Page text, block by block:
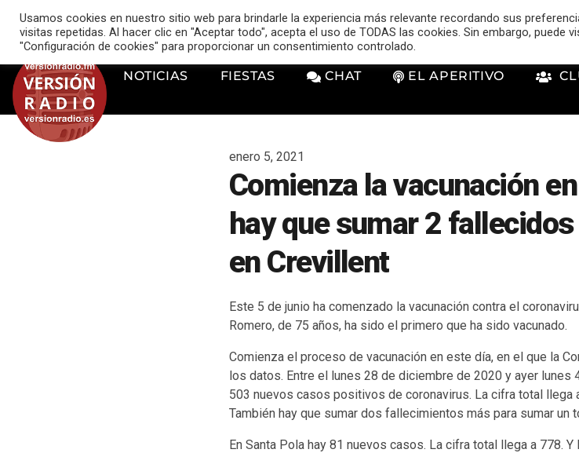
music_note VERSIÓN RADIO
NOTICIAS FIESTAS CHAT EL APERITIVO
enero 5, 2021
Comienza la vacunación
hay que sumar 2 fallecidos
en Crevillent
Este 5 de junio ha comenzado la vacunación contra el
Romero, de 75 años, ha sido el primero que ha sido vacunado.
Comienza el proceso de vacunación en este día, en el que la
los datos. Entre el lunes 28 de diciembre de 2020 y ayer lunes
503 nuevos casos positivos de coronavirus. La cifra total llega
También hay que sumar dos fallecimientos más para sumar un
En Santa Pola hay 81 nuevos casos. La cifra total llega a 778.
Usamos cookies en nuestro sitio web para brindarle la experiencia más relevante recordando sus
visitas repetidas. Al hacer clic en "Aceptar todo", acepta el uso de TODAS las cookies. Sin embargo, puede
"Configuración de cookies" para proporcionar un consentimiento controlado.